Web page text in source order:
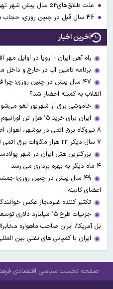
علت طلاق‌های۵۳ سال پیش شهر تهران چه بود؟
آخرین اخبار
راه آهن ایران - اروپا در اوایل مهر
برنامه تامین آب در خارج و داخل محدوده ۲۵ ساله
۴۷ سال پیش در چنین روزی؛
انقلاب به کمیته احضار شد؟
خاموشی برق از شهریور لغو
ایران برای خرید ۱۵
۷ سال دیکر ۲۳ هزار مگاوات برق اتمی تولید و خاموشی ها پایان پیدا می کند
بزرگترین هتل ایران در شهر
۴ ماه دیگر به بهره برداری می رسد
۴۹ سال پیش در چنین روزی؛
اعضای کابینه
تکثیر کننده غیرمجاز عکس
جزییات طرح ۱۵ میلیارد
بل آمریکا/ ایران صاحب ماهواره
ایران با کمپانی های نفتی بین
صفحه نخست سیاسی اقتصادی